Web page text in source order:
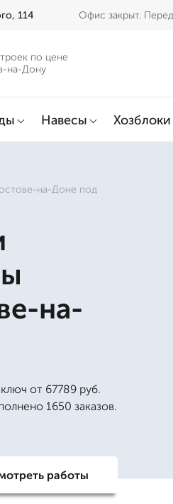
114 Офис закрыт.
по цене
на-Дону
Навесы Хозблоки
на-Доне под
на-
от 67789 руб.
1650 заказов.
работы